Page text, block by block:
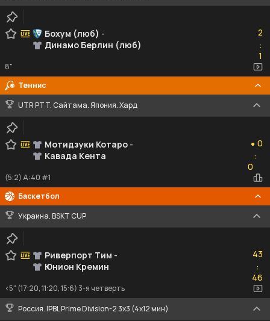
Бохум (люб) -
Динамо Берлин (люб)
2
:1
1
8"
Теннис
UTR PTT. Сайтама. Япония. Хард
Мотидзуки Котаро -
Кавада Кента
● 0
:
0
(5:2) A:40 #1
Баскетбол
Украина. BSKT CUP
Риверпорт Тим -
Юнион Кремин
43
:46
46
<5" (17:20, 11:20, 15:6) 3-я четверть
Россия. IPBL Prime Division-2 3x3 (4x12 мин)